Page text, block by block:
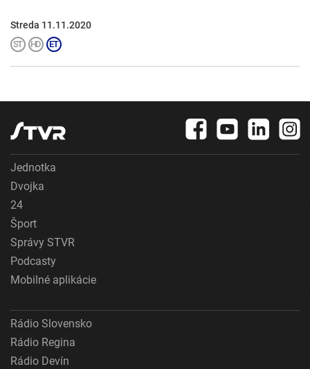
Streda 11.11.2020
Jednotka
Dvojka
24
Šport
Správy STVR
Podcasty
Mobilné aplikácie
Rádio Slovensko
Rádio Regina
Rádio Devín